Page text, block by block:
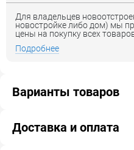
Для владельцев
новостройке либо дом) мы
цены на покупку всех
Подробнее
Варианты товаров
Доставка и оплата